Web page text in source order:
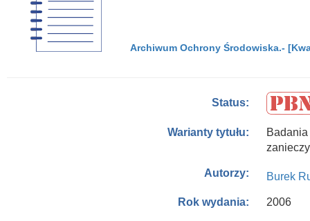
Archiwum Ochrony Środowiska.-
Status:
Warianty tytułu:
Autorzy: Burek
Rok wydania: 2006